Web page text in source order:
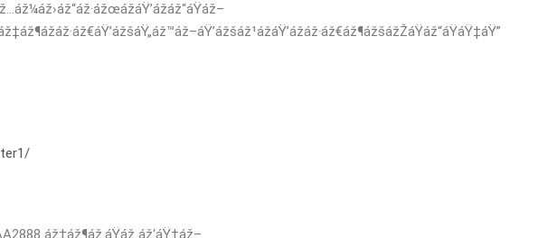
áž‡áž¶áž‚áŸáž áž‘áŸ†áž–